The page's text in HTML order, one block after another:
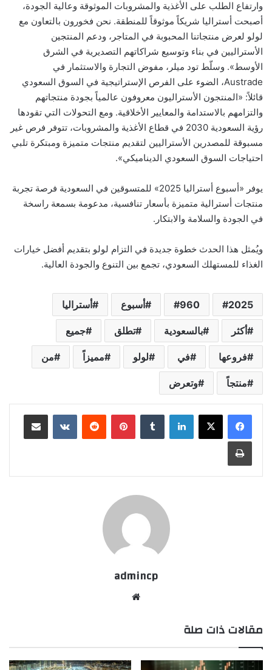
وارتفاع الطلب على الأغذية والمشروبات الموثوقة وعالية الجودة،
أصبحت أستراليا شريكاً موثوقاً للمنطقة. نحن فخورون بالتعاون مع
لولو لعرض منتجاتنا المحبوبة في المتاجر، ودعم المنتجين
الأستراليين في بناء وتوسيع شراكاتهم التصديرية في الشرق
الأوسط». وسلّط تود ميلر، مفوض التجارة والاستثمار في
Austrade، الضوء على الفرص الإستراتيجية في السوق السعودي
قائلاً: «المنتجون الأستراليون معروفون عالمياً بجودة منتجاتهم
والتزامهم بالاستدامة والمعايير الأخلاقية. ومع التحولات التي تقودها
رؤية السعودية 2030 في قطاع الأغذية والمشروبات، تتوفر فرص غير
مسبوقة للمصدرين الأستراليين لتقديم منتجات متميزة ومبتكرة تلبي
احتياجات السوق السعودي الديناميكي».
يوفر «أسبوع أستراليا 2025» للمتسوقين في السعودية فرصة تجربة
منتجات أسترالية متميزة بأسعار تنافسية، مدعومة بسمعة راسخة
في الجودة والسلامة والابتكار.
ويُمثل هذا الحدث خطوة جديدة في التزام لولو بتقديم أفضل خيارات
الغذاء للمستهلك السعودي، تجمع بين التنوع والجودة العالية.
2025
960 أسبوع أستراليا
أكثر بالسعودية تطلق جميع
فروعها في لولو مميزاً من
منتجاً وتعرض
لينكدإن بينتيريست
admincp
مقالات ذات صلة